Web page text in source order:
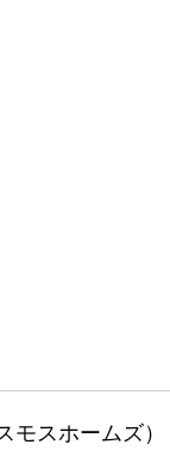
スホームズ）